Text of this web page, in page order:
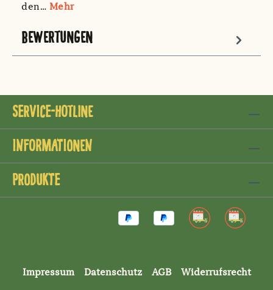
den… Mehr
BEWERTUNGEN
Service-Hotline
Informationen
Produkte
Impressum Datenschutz AGB Widerrufsrecht